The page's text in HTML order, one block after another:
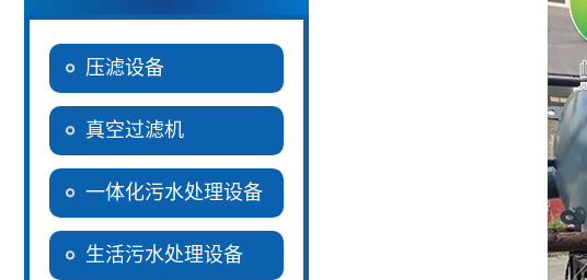
压滤设备
真空过滤机
一体化污水处理设备
生活污水处理设备